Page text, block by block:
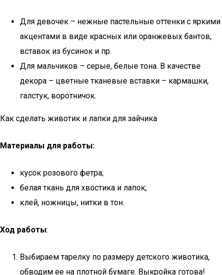
Для девочек – нежные пастельные оттенки с яркими
акцентами в виде красных или оранжевых бантов,
вставок из бусинок и пр.
Для мальчиков – серые, белые тона. В качестве
декора – цветные тканевые вставки – кармашки,
галстук, воротничок.
Как сделать животик и лапки для зайчика
Материалы для работы:
кусок розового фетра;
белая ткань для хвостика и лапок;
клей, ножницы, нитки в тон.
Ход работы:
Выбираем тарелку по размеру детского животика,
обводим ее на плотной бумаге. Выкройка готова!